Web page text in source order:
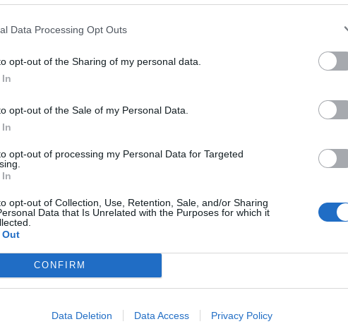
Data Processing Opt Outs
opt-out of the Sharing of my personal data.
opt-out of the Sale of my Personal Data.
opt-out of processing my Personal Data for Targeted
opt-out of Collection, Use, Retention, Sale, and/or Sharing
Data that Is Unrelated with the Purposes for which it
CONFIRM
Data Deletion Data Access Privacy Policy
veux me dire est absolument vrai ?
la bonté. Est-ce que ce que tu veux me
savoir ce qui te tourmente tant ?
n'est pas bon, et ce n'est pas nécessaire,
UN CHAMAN ET VOUS NE LE